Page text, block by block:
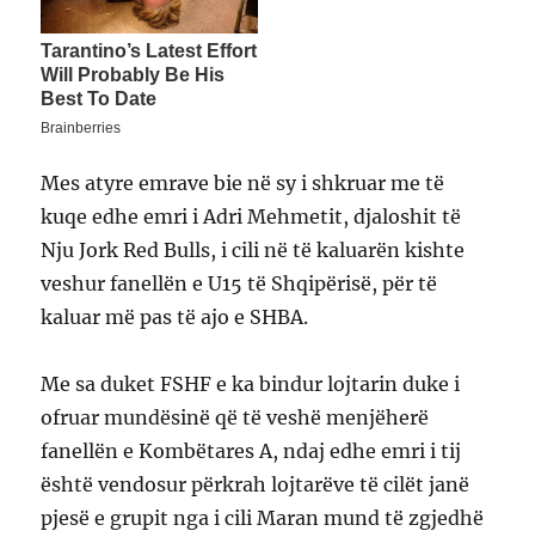
Mes atyre emrave bie në sy i shkruar me të
kuqe edhe emri i Adri Mehmetit, djaloshit të
Nju Jork Red Bulls, i cili në të kaluarën kishte
veshur fanellën e U15 të Shqipërisë, për të
kaluar më pas të ajo e SHBA.
Me sa duket FSHF e ka bindur lojtarin duke i
ofruar mundësinë që të veshë menjëherë
fanellën e Kombëtares A, ndaj edhe emri i tij
është vendosur përkrah lojtarëve të cilët janë
pjesë e grupit nga i cili Maran mund të zgjedhë